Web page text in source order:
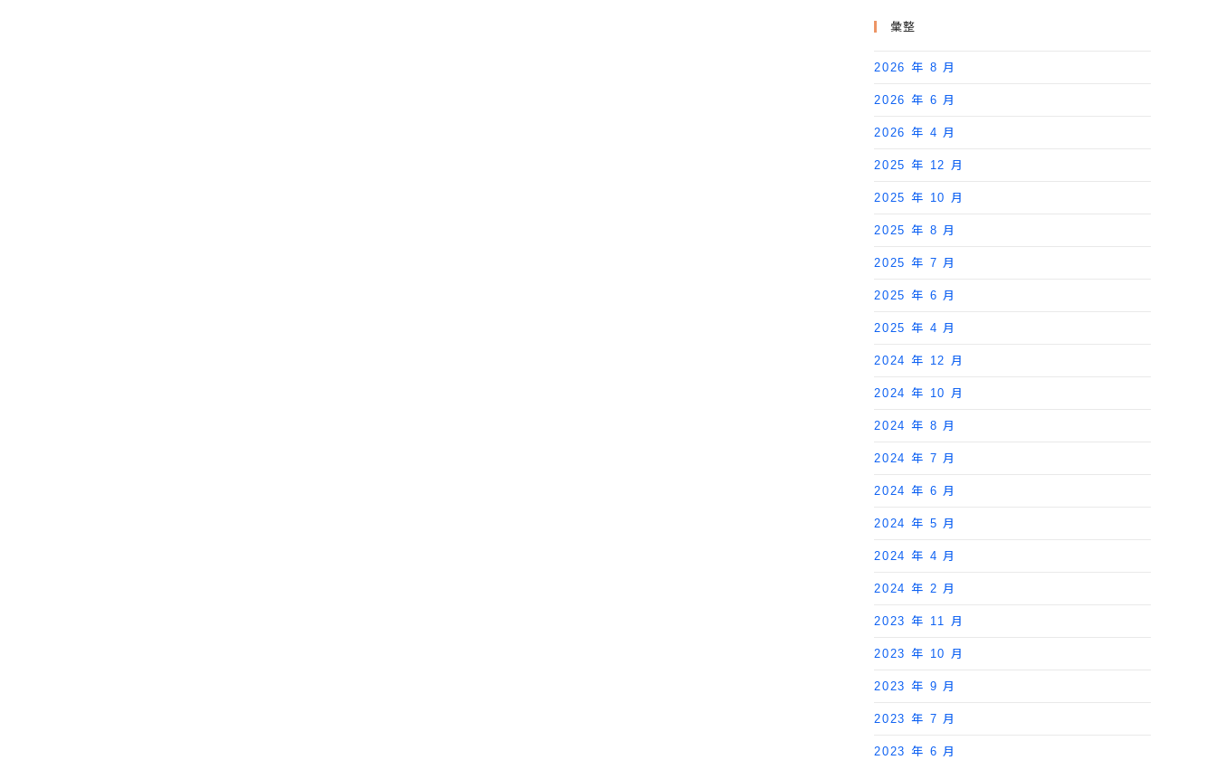
彙整
2026 年 8 月
2026 年 6 月
2026 年 4 月
2025 年 12 月
2025 年 10 月
2025 年 8 月
2025 年 7 月
2025 年 6 月
2025 年 4 月
2024 年 12 月
2024 年 10 月
2024 年 8 月
2024 年 7 月
2024 年 6 月
2024 年 5 月
2024 年 4 月
2024 年 2 月
2023 年 11 月
2023 年 10 月
2023 年 9 月
2023 年 7 月
2023 年 6 月